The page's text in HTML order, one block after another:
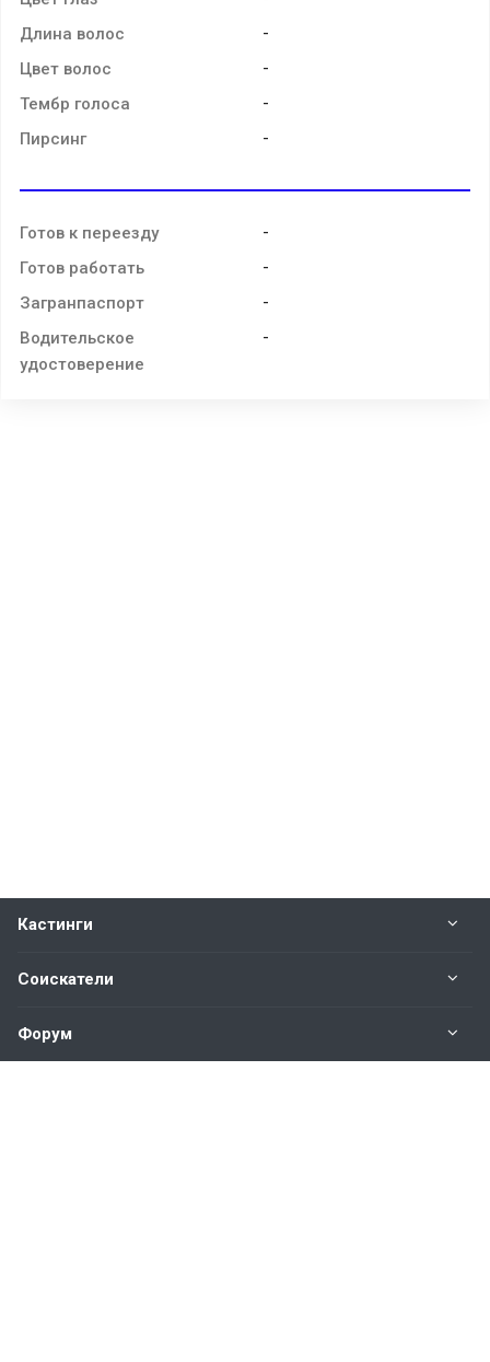
Длина волос -
Цвет волос -
Тембр голоса -
Пирсинг -
Готов к переезду -
Готов работать -
Загранпаспорт -
Водительское
удостоверение
-
Кастинги
Соискатели
Форум